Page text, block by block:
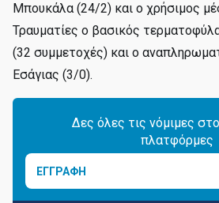
Μπουκάλα (24/2) και ο χρήσιμος
Τραυματίες ο βασικός
(32 συμμετοχές) και ο
Εσάγιας (3/0).
Δες όλες τις νόμιμες
πλατφόρμες
ΕΓΓΡΑΦΗ